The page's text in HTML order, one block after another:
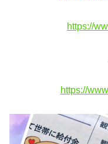
https://
https://